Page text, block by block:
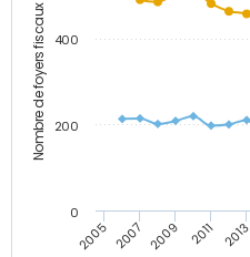
Nombre de foyers fiscaux
2005 2007 2009 2011 2013
0
200
400